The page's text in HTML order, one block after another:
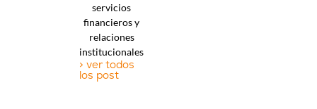
servicios
financieros y
relaciones
institucionales
> ver todos
los post